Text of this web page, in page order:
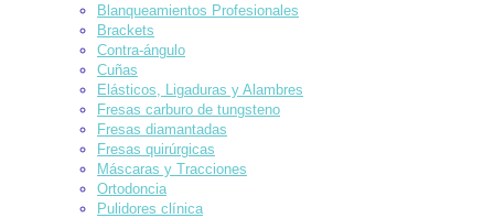
Blanqueamientos Profesionales
Brackets
Contra-ángulo
Cuñas
Elásticos, Ligaduras y Alambres
Fresas carburo de tungsteno
Fresas diamantadas
Fresas quirúrgicas
Máscaras y Tracciones
Ortodoncia
Pulidores clínica